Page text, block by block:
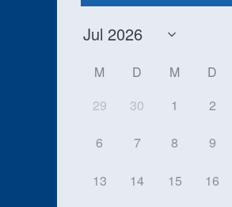
M D M D
29
30 1 2
6 7 8 9
13 14 15 16